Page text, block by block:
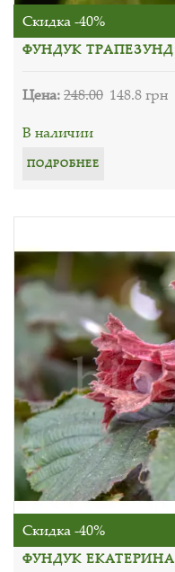
Скидка -40%
ФУНДУК ТРАПЕЗУНД
Цена:248.00 148.8 грн
В наличии
ПОДРОБНЕЕ
Скидка -40%
ФУНДУК ЕКАТЕРИНА